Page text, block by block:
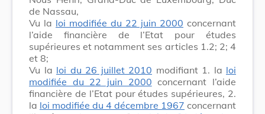
de Nassau,
Vu la loi modifiée du 22 juin 2000 concernant
l’aide financière de l’Etat pour études
supérieures et notamment ses articles 1.2; 2; 4
et 8;
Vu la loi du 26 juillet 2010 modifiant 1. la loi
modifiée du 22 juin 2000 concernant l’aide
financière de l’Etat pour études supérieures, 2.
la loi modifiée du 4 décembre 1967 concernant